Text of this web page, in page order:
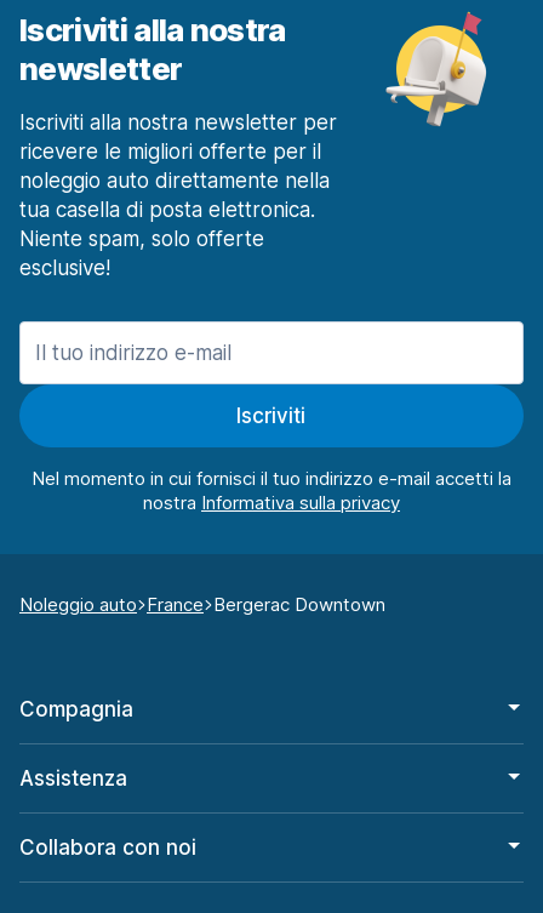
Iscriviti alla nostra
newsletter
Iscriviti alla nostra newsletter per
ricevere le migliori offerte per il
noleggio auto direttamente nella
tua casella di posta elettronica.
Niente spam, solo offerte
esclusive!
Iscriviti
Nel momento in cui fornisci il tuo indirizzo e-mail accetti la
nostra
Noleggio auto France Bergerac Downtown
Compagnia
Assistenza
Collabora con noi